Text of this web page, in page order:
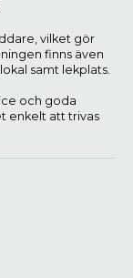
vilket gör
finns även
samt lekplats.
och goda
enkelt att trivas